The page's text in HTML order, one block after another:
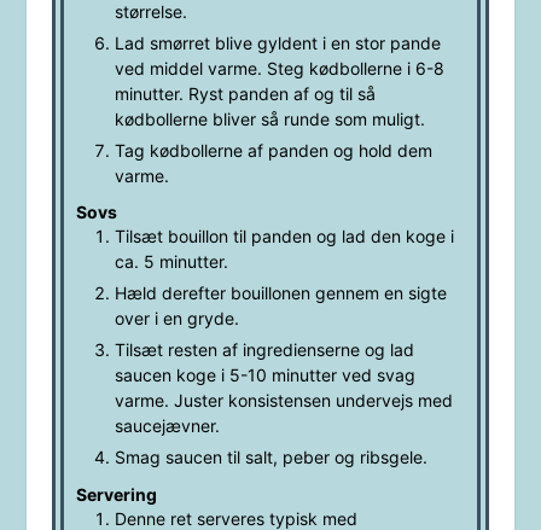
størrelse.
Lad smørret blive gyldent i en stor pande
ved middel varme. Steg kødbollerne i 6-8
minutter. Ryst panden af og til så
kødbollerne bliver så runde som muligt.
Tag kødbollerne af panden og hold dem
varme.
Sovs
Tilsæt bouillon til panden og lad den koge i
ca. 5 minutter.
Hæld derefter bouillonen gennem en sigte
over i en gryde.
Tilsæt resten af ingredienserne og lad
saucen koge i 5-10 minutter ved svag
varme. Juster konsistensen undervejs med
saucejævner.
Smag saucen til salt, peber og ribsgele.
Servering
Denne ret serveres typisk med